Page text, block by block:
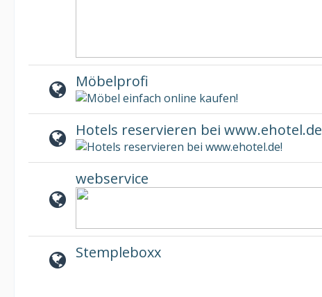
Möbelprofi
Hotels reservieren bei www.ehotel.de
webservice
Stempleboxx